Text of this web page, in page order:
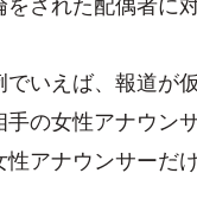
いえば、報道が
の女性アナウン
アナウンサーだ